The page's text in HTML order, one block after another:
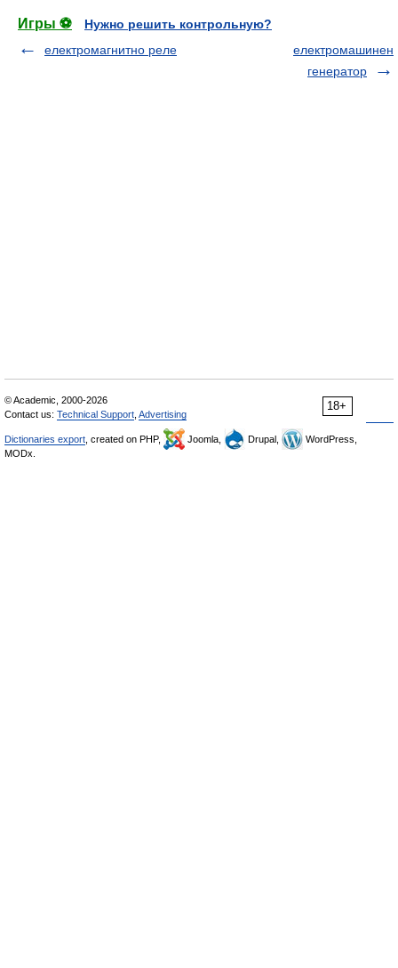
Игры ⚽
Нужно решить контрольную?
електромагнитно реле
електромашинен
генератор
18+
© Academic, 2000-2026
Contact us: Technical Support Advertising
Dictionaries export , created on PHP, Joomla, Drupal,
WordPress,
MODx.